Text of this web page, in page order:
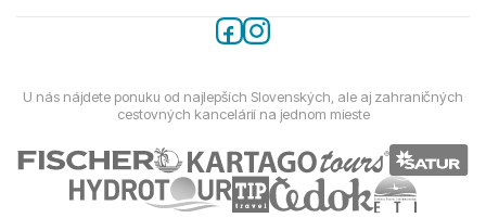
U nás nájdete ponuku od najlepších Slovenských, ale aj zahraničných
cestovných kancelárií na jednom mieste